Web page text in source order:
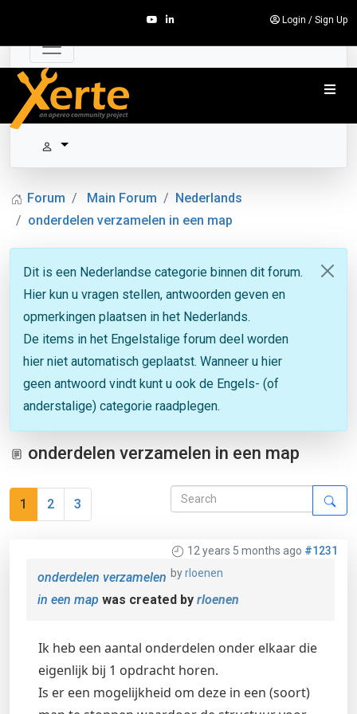
Login / Sign Up
Forum Main Forum
Nederlands
onderdelen verzamelen in een map
Dit is een Nederlandse categorie binnen dit forum.
Hier kun u vragen stellen, antwoorden geven en
opmerkingen plaatsen in het Nederlands.
De items in het Engelstalige forum deel worden
hier niet automatisch geplaatst. Wanneer u hier
geen antwoord vindt kunt u ook de Engels- (of
anderstalige) categorie raadplegen.
onderdelen verzamelen in een map
1 2 3
12 years 5 months ago #1231
byrloenen
onderdelen verzamelen
in een map was created by rloenen
Ik heb een aantal onderdelen onder elkaar die
eigenlijk bij 1 opdracht horen.
Is er een mogelijkheid om deze in een (soort)